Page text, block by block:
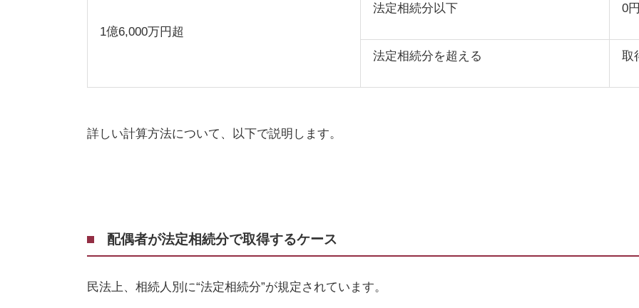
1億6,000万円超
法定相続分以下 0円
法定相続分を超える 取
詳しい計算方法について、以下で説明します。
配偶者が法定相続分で取得するケース
民法上、相続人別に“法定相続分”が規定されています。